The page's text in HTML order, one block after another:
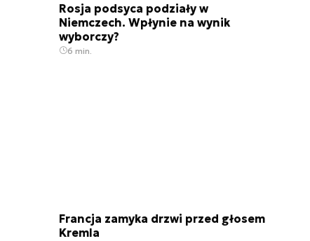
Rosja podsyca podziały w
Niemczech. Wpłynie na wynik
wyborczy?
6 min.
Francja zamyka drzwi przed głosem
Kremla